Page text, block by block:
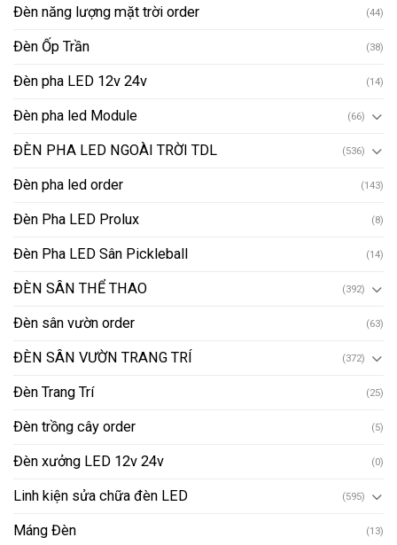
Đèn năng lượng mặt trời order (44)
Đèn Ốp Trần (38)
Đèn pha LED 12v 24v (14)
Đèn pha led Module (66)
ĐÈN PHA LED NGOÀI TRỜI TDL (536)
Đèn pha led order (143)
Đèn Pha LED Prolux (8)
Đèn Pha LED Sân Pickleball (14)
ĐÈN SÂN THỂ THAO (392)
Đèn sân vườn order (63)
ĐÈN SÂN VƯỜN TRANG TRÍ (372)
Đèn Trang Trí (25)
Đèn trồng cây order (5)
Đèn xưởng LED 12v 24v (0)
Linh kiện sửa chữa đèn LED (595)
Máng Đèn (13)